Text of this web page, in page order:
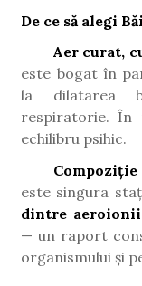
De ce să alegi
Aer curat,
este bogat în
la dilatarea
respiratorie. În
echilibru psihic.
este singura
dintre
— un raport
organismului și